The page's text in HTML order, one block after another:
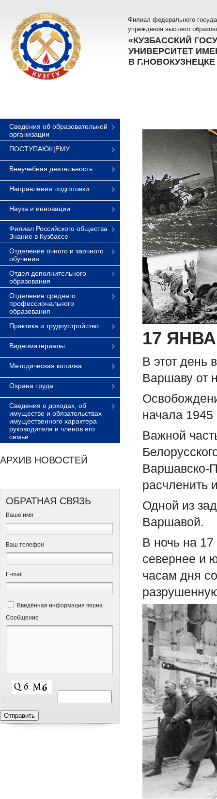
Филиал федерального
учреждения высшего
«КУЗБАССКИЙ
УНИВЕРСИТЕТ
В Г.НОВОКУЗНЕЦКЕ
Сведения об образовательной
организации
ПОСТУПАЮЩЕМУ
Внеучебная деятельность
Направления подготовки
Наука и инновации
Филиал Российского общества
Знание в Кузбассе
Отделение очного и заочного
обучения
Отдел дополнительного
образования
Отделение среднего
профессионального
образования
Практика и трудоустройство
Видеоматериалы
Методическая копилка
Охрана труда
Сведения о доходах, об
имуществе и обязательствах
имущественного характера
руководителя и членов его
семьи
АРХИВ НОВОСТЕЙ
ОБРАТНАЯ СВЯЗЬ
Ваше имя
Ваш телефон
Е-mail
Введённая информация верна
Сообщение
17
В этот день
Варшаву от
начала
Важной
Варшавско-
расчленить
Одной из
Варшавой.
В ночь на
севернее и
часам дня